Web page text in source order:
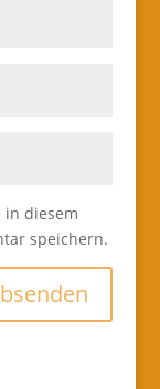
in diesem
speichern.